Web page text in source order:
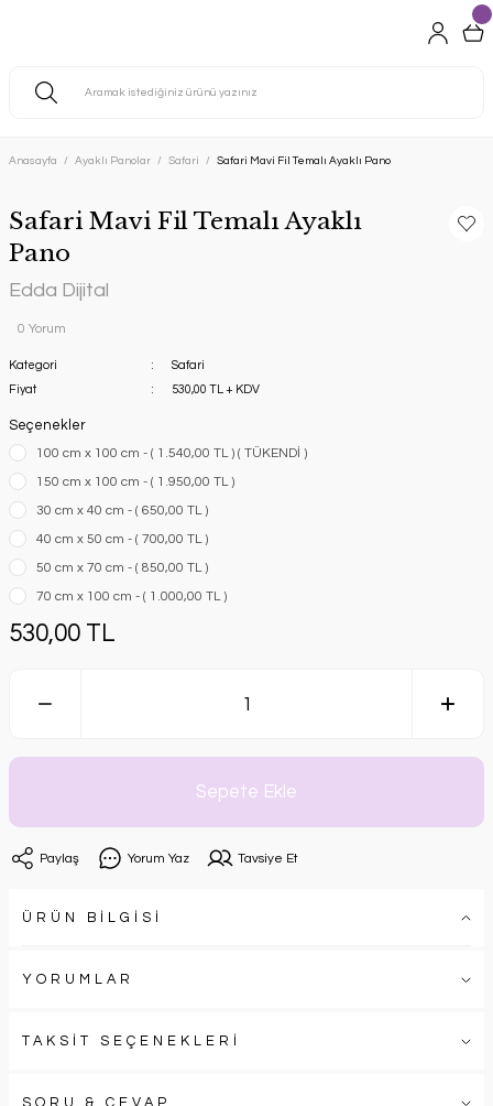
Anasayfa Ayaklı Panolar Safari Safari Mavi Fil Temalı Ayaklı Pano
Safari Mavi Fil Temalı Ayaklı
Pano
Edda Dijital
0 Yorum
Kategori
Safari
Fiyat
530,00 TL + KDV
Seçenekler
100 cm x 100 cm - ( 1.540,00 TL ) ( TÜKENDİ )
150 cm x 100 cm - ( 1.950,00 TL )
30 cm x 40 cm - ( 650,00 TL )
40 cm x 50 cm - ( 700,00 TL )
50 cm x 70 cm - ( 850,00 TL )
70 cm x 100 cm - ( 1.000,00 TL )
530,00 TL
Sepete Ekle
Paylaş Yorum Yaz Tavsiye Et
ÜRÜN BİLGİSİ
YORUMLAR
TAKSİT SEÇENEKLERİ
SORU & CEVAP